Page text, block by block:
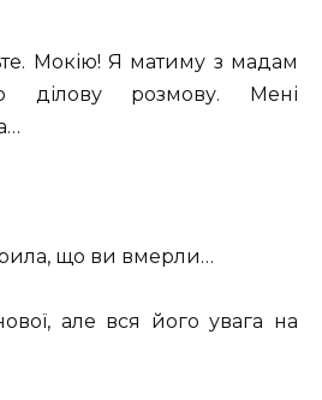
Мокію! Я матиму з мадам
ділову розмову. Мені
що ви вмерли…
але вся його увага на